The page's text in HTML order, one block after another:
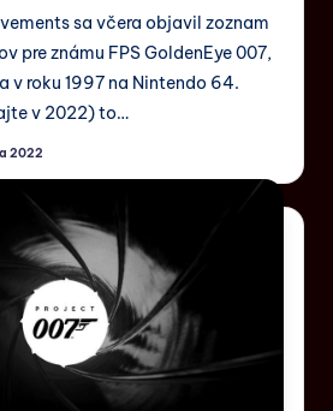
sa včera objavil zoznam
pre známu FPS GoldenEye 007,
v roku 1997 na Nintendo 64.
v 2022) to…
2022